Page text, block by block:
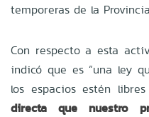
temporeras de la
Con respecto a esta
indicó que es “una ley
los espacios estén
directa que nuestro